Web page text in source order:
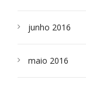
junho 2016
maio 2016